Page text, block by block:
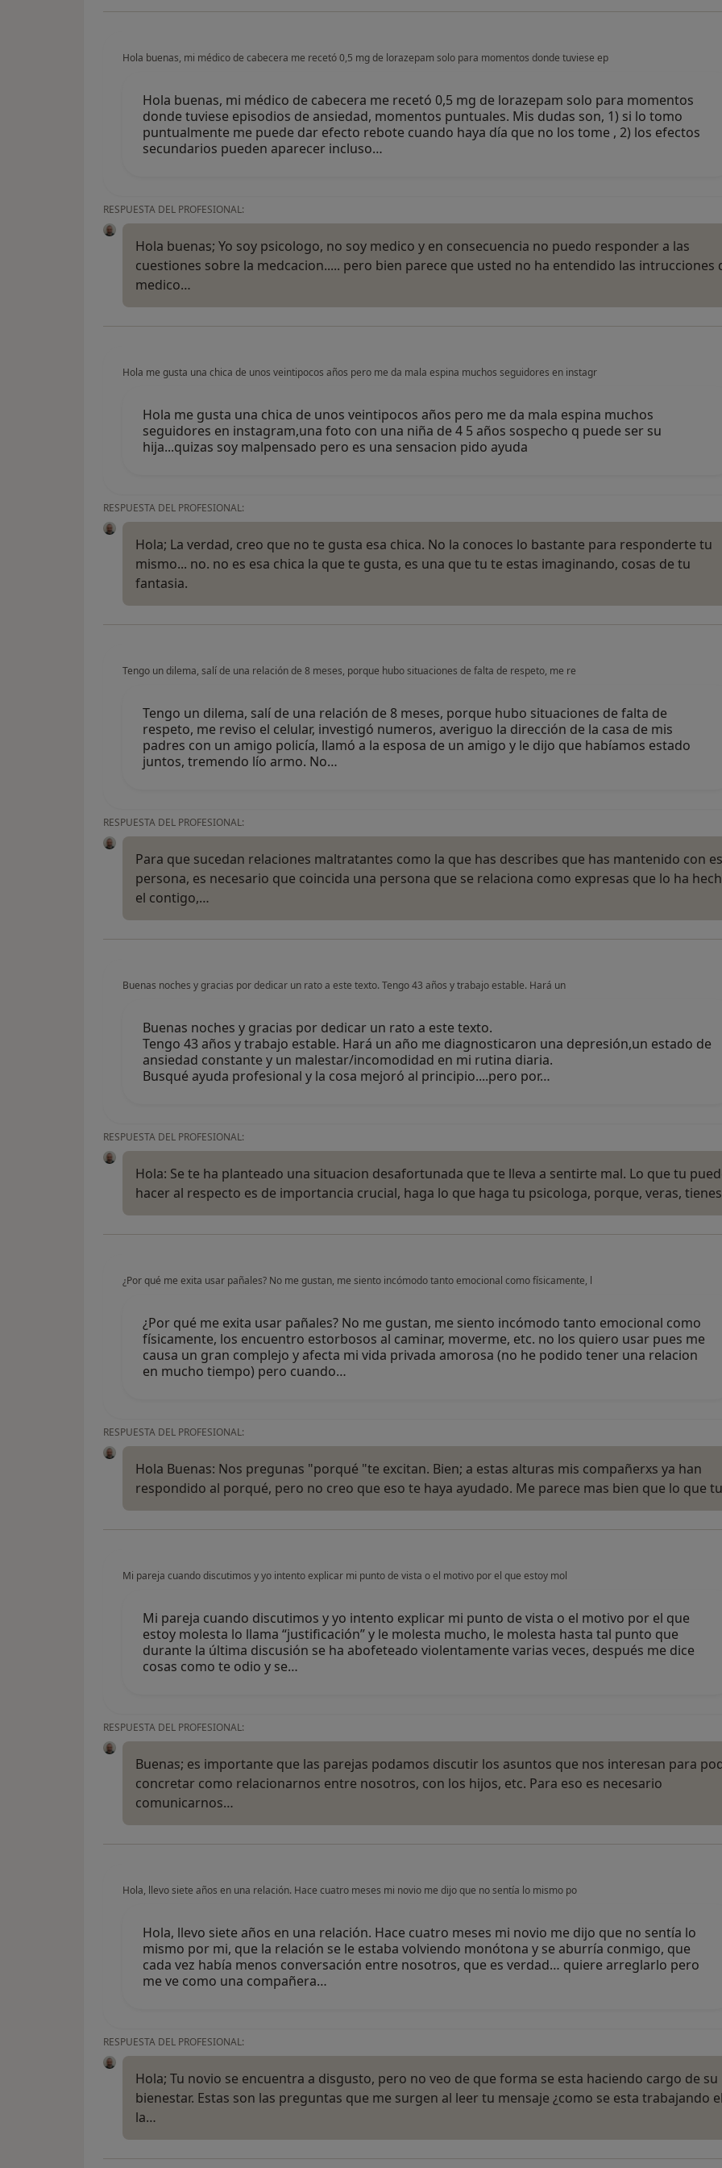
Hola buenas, mi médico de cabecera me recetó 0,5 mg de lorazepam solo para momentos donde tuviese ep
Hola buenas, mi médico de cabecera me recetó 0,5 mg de lorazepam solo para momentos
donde tuviese episodios de ansiedad, momentos puntuales. Mis dudas son, 1) si lo tomo
puntualmente me puede dar efecto rebote cuando haya día que no los tome , 2) los efectos
secundarios pueden aparecer incluso…
RESPUESTA DEL PROFESIONAL:
Hola buenas; Yo soy psicologo, no soy medico y en consecuencia no puedo responder a las
cuestiones sobre la medcacion..... pero bien parece que usted no ha entendido las intrucciones
medico…
Hola me gusta una chica de unos veintipocos años pero me da mala espina muchos seguidores en instagr
Hola me gusta una chica de unos veintipocos años pero me da mala espina muchos
seguidores en instagram,una foto con una niña de 4 5 años sospecho q puede ser su
hija...quizas soy malpensado pero es una sensacion pido ayuda
RESPUESTA DEL PROFESIONAL:
Hola; La verdad, creo que no te gusta esa chica. No la conoces lo bastante para responderte tu
mismo... no. no es esa chica la que te gusta, es una que tu te estas imaginando, cosas de tu
fantasia.
Tengo un dilema, salí de una relación de 8 meses, porque hubo situaciones de falta de respeto, me re
Tengo un dilema, salí de una relación de 8 meses, porque hubo situaciones de falta de
respeto, me reviso el celular, investigó numeros, averiguo la dirección de la casa de mis
padres con un amigo policía, llamó a la esposa de un amigo y le dijo que habíamos estado
juntos, tremendo lío armo. No…
RESPUESTA DEL PROFESIONAL:
Para que sucedan relaciones maltratantes como la que has describes que has mantenido con
persona, es necesario que coincida una persona que se relaciona como expresas que lo ha
el contigo,…
Buenas noches y gracias por dedicar un rato a este texto. Tengo 43 años y trabajo estable. Hará un
Buenas noches y gracias por dedicar un rato a este texto.
Tengo 43 años y trabajo estable. Hará un año me diagnosticaron una depresión,un estado de
ansiedad constante y un malestar/incomodidad en mi rutina diaria.
Busqué ayuda profesional y la cosa mejoró al principio....pero por…
RESPUESTA DEL PROFESIONAL:
Hola: Se te ha planteado una situacion desafortunada que te lleva a sentirte mal. Lo que tu
hacer al respecto es de importancia crucial, haga lo que haga tu psicologa, porque, veras,
¿Por qué me exita usar pañales? No me gustan, me siento incómodo tanto emocional como físicamente, l
¿Por qué me exita usar pañales? No me gustan, me siento incómodo tanto emocional como
físicamente, los encuentro estorbosos al caminar, moverme, etc. no los quiero usar pues me
causa un gran complejo y afecta mi vida privada amorosa (no he podido tener una relacion
en mucho tiempo) pero cuando…
RESPUESTA DEL PROFESIONAL:
Hola Buenas: Nos pregunas "porqué "te excitan. Bien; a estas alturas mis compañerxs ya han
respondido al porqué, pero no creo que eso te haya ayudado. Me parece mas bien que lo que
Mi pareja cuando discutimos y yo intento explicar mi punto de vista o el motivo por el que estoy mol
Mi pareja cuando discutimos y yo intento explicar mi punto de vista o el motivo por el que
estoy molesta lo llama “justificación” y le molesta mucho, le molesta hasta tal punto que
durante la última discusión se ha abofeteado violentamente varias veces, después me dice
cosas como te odio y se…
RESPUESTA DEL PROFESIONAL:
Buenas; es importante que las parejas podamos discutir los asuntos que nos interesan para
concretar como relacionarnos entre nosotros, con los hijos, etc. Para eso es necesario
comunicarnos…
Hola, llevo siete años en una relación. Hace cuatro meses mi novio me dijo que no sentía lo mismo po
Hola, llevo siete años en una relación. Hace cuatro meses mi novio me dijo que no sentía lo
mismo por mi, que la relación se le estaba volviendo monótona y se aburría conmigo, que
cada vez había menos conversación entre nosotros, que es verdad… quiere arreglarlo pero
me ve como una compañera…
RESPUESTA DEL PROFESIONAL:
Hola; Tu novio se encuentra a disgusto, pero no veo de que forma se esta haciendo cargo de su
bienestar. Estas son las preguntas que me surgen al leer tu mensaje ¿como se esta trabajando
la…